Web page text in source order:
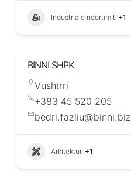
Industria e ndërtimit +1
BINNI SHPK
Vushtrri
+383 45 520 205
bedri.fazliu@binni.biz
Arkitektur +1